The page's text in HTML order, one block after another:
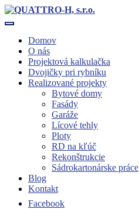
Toggle navigation
Domov
O nás
Projektová kalkulačka
Dvojičky pri rybníku
Realizované projekty
Bytové domy
Fasády
Garáže
Lícové tehly
Ploty
RD na kľúč
Rekonštrukcie
Sádrokartonárske práce
Blog
Kontakt
Facebook